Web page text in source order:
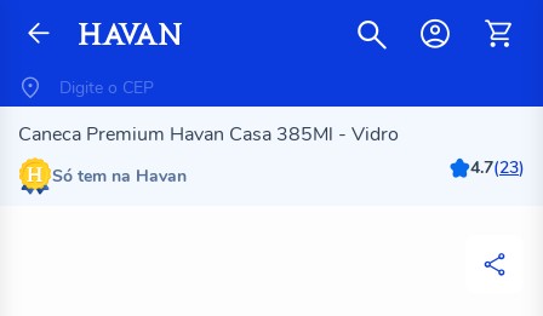
Caneca Premium Havan Casa 385Ml - Vidro
Só tem na Havan 4.7(23)